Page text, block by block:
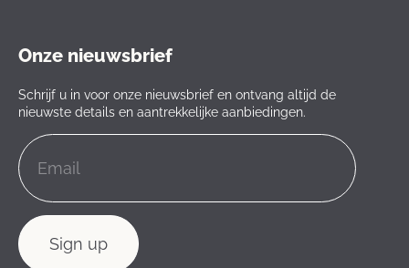
Onze nieuwsbrief
Schrijf u in voor onze nieuwsbrief en ontvang altijd de
nieuwste details en aantrekkelijke aanbiedingen.